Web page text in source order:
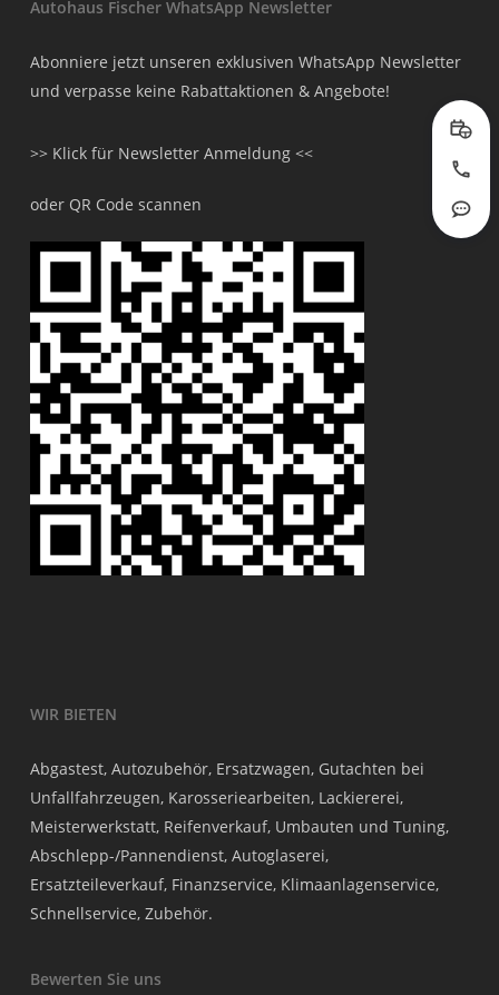
Autohaus Fischer WhatsApp Newsletter
Abonniere jetzt unseren exklusiven WhatsApp Newsletter
und verpasse keine Rabattaktionen & Angebote!
>> Klick für Newsletter Anmeldung <<
oder QR Code scannen
WIR BIETEN
Abgastest, Autozubehör, Ersatzwagen, Gutachten bei
Unfallfahrzeugen, Karosseriearbeiten, Lackiererei,
Meisterwerkstatt, Reifenverkauf, Umbauten und Tuning,
Abschlepp-/Pannendienst, Autoglaserei,
Ersatzteileverkauf, Finanzservice, Klimaanlagenservice,
Schnellservice, Zubehör.
Bewerten Sie uns
Jetzt